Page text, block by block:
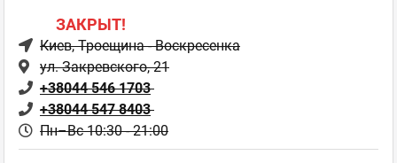
ЗАКРЫТ!
Киев, Троещина - Воскресенка
ул. Закревского, 21
+38044 546 1703
+38044 547 8403
Пн–Вс 10:30 - 21:00